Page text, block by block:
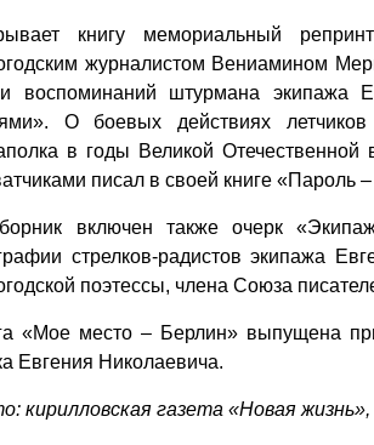
книгу мемориальный
журналистом Вениамином
воспоминаний штурмана экипажа
О боевых действиях летчиков
в годы Великой
писал в своей книге «Пароль
включен также очерк
стрелков-радистов экипажа
поэтессы, члена Союза
«Мое место – Берлин» выпущена
Евгения Николаевича.
кирилловская газета «Новая